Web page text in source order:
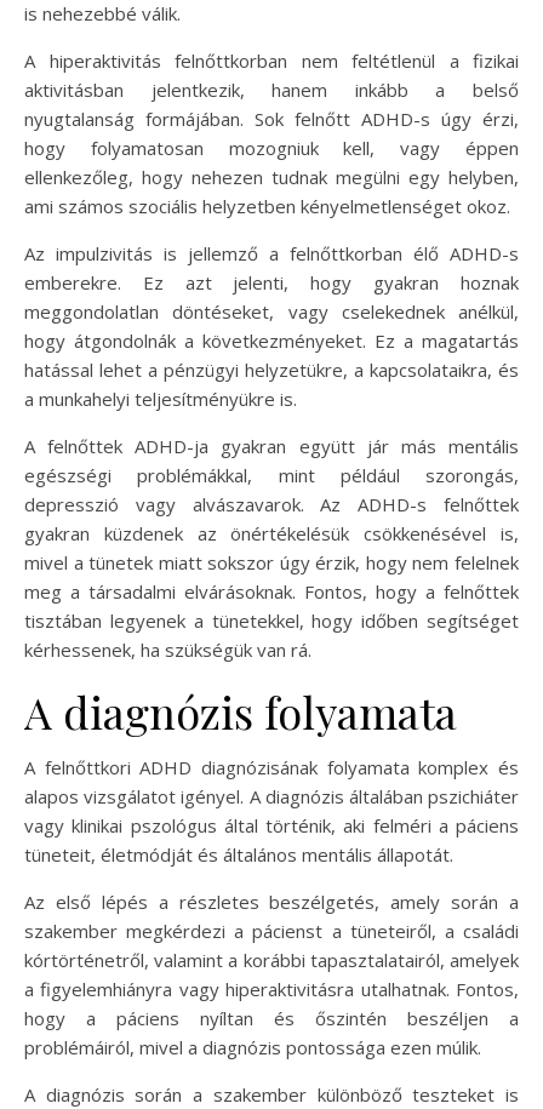
is nehezebbé válik.
A hiperaktivitás felnőttkorban nem feltétlenül a fizikai
aktivitásban jelentkezik, hanem inkább a belső
nyugtalanság formájában. Sok felnőtt ADHD-s úgy érzi,
hogy folyamatosan mozogniuk kell, vagy éppen
ellenkezőleg, hogy nehezen tudnak megülni egy helyben,
ami számos szociális helyzetben kényelmetlenséget okoz.
Az impulzivitás is jellemző a felnőttkorban élő ADHD-s
emberekre. Ez azt jelenti, hogy gyakran hoznak
meggondolatlan döntéseket, vagy cselekednek anélkül,
hogy átgondolnák a következményeket. Ez a magatartás
hatással lehet a pénzügyi helyzetükre, a kapcsolataikra, és
a munkahelyi teljesítményükre is.
A felnőttek ADHD-ja gyakran együtt jár más mentális
egészségi problémákkal, mint például szorongás,
depresszió vagy alvászavarok. Az ADHD-s felnőttek
gyakran küzdenek az önértékelésük csökkenésével is,
mivel a tünetek miatt sokszor úgy érzik, hogy nem felelnek
meg a társadalmi elvárásoknak. Fontos, hogy a felnőttek
tisztában legyenek a tünetekkel, hogy időben segítséget
kérhessenek, ha szükségük van rá.
A diagnózis folyamata
A felnőttkori ADHD diagnózisának folyamata komplex és
alapos vizsgálatot igényel. A diagnózis általában pszichiáter
vagy klinikai pszológus által történik, aki felméri a páciens
tüneteit, életmódját és általános mentális állapotát.
Az első lépés a részletes beszélgetés, amely során a
szakember megkérdezi a pácienst a tüneteiről, a családi
kórtörténetről, valamint a korábbi tapasztalatairól, amelyek
a figyelemhiányra vagy hiperaktivitásra utalhatnak. Fontos,
hogy a páciens nyíltan és őszintén beszéljen a
problémáiról, mivel a diagnózis pontossága ezen múlik.
A diagnózis során a szakember különböző teszteket is